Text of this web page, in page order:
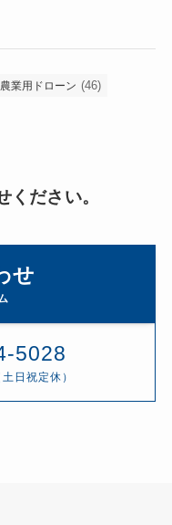
農業用ドローン (46)
ください。
せ
5028
日祝定休）